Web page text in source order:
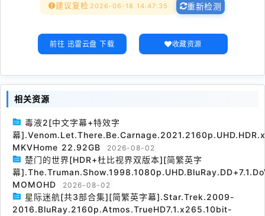
建议复检 2026-06-18 14:47:35 重新检测
前往 迅雷云盘 下载 收藏资源
相关资源
毒液2[中文字幕+特效字
幕
MKVHome 22.92GB
2026-08-02
楚门的世界[HDR+杜比视界双版本][简繁英字
幕
MOMOHD
2026-08-02
星际迷航[共3部合集][简繁英字幕].Star.Trek.2009-
2016.BluRay.2160p.Atmos.TrueHD7.1.x265.10bit-